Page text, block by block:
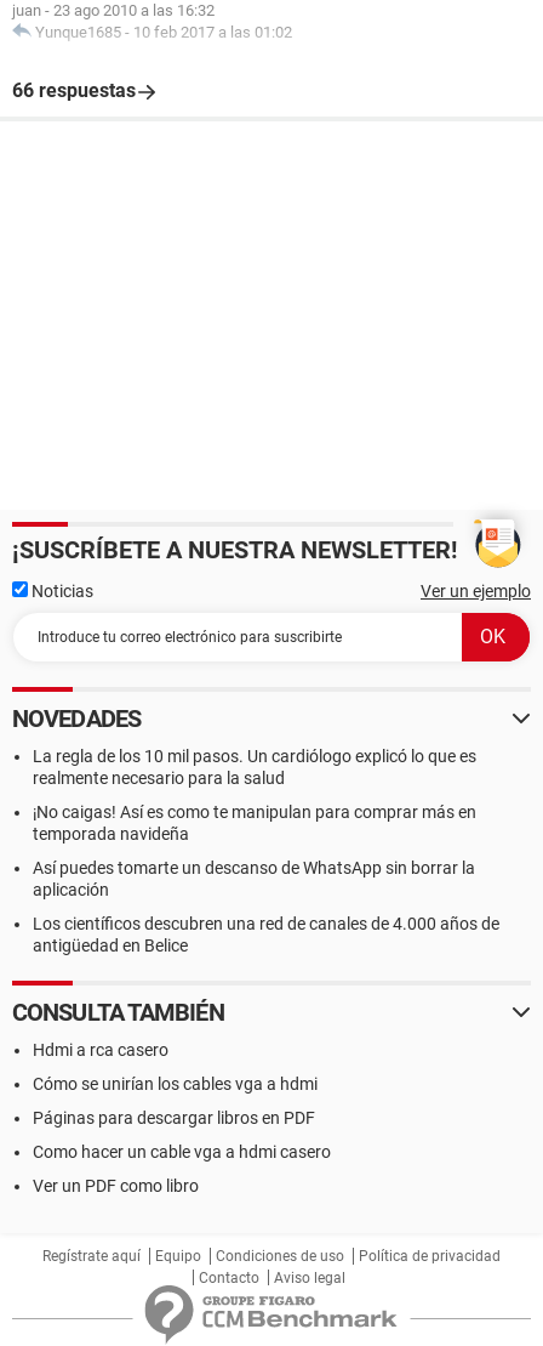
juan - 23 ago 2010 a las 16:32
Yunque1685 - 10 feb 2017 a las 01:02
66 respuestas
¡SUSCRÍBETE A NUESTRA NEWSLETTER!
Noticias Ver un ejemplo
NOVEDADES
La regla de los 10 mil pasos. Un cardiólogo explicó lo que es
realmente necesario para la salud
¡No caigas! Así es como te manipulan para comprar más en
temporada navideña
Así puedes tomarte un descanso de WhatsApp sin borrar la
aplicación
Los científicos descubren una red de canales de 4.000 años de
antigüedad en Belice
CONSULTA TAMBIÉN
Hdmi a rca casero
Cómo se unirían los cables vga a hdmi
Páginas para descargar libros en PDF
Como hacer un cable vga a hdmi casero
Ver un PDF como libro
Regístrate aquí Equipo Condiciones de uso
Política de privacidad
Contacto
Aviso legal